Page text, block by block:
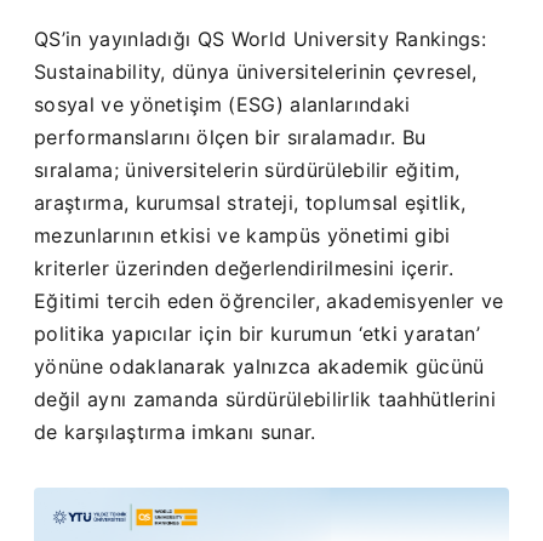
QS’in yayınladığı QS World University Rankings:
Sustainability, dünya üniversitelerinin çevresel,
sosyal ve yönetişim (ESG) alanlarındaki
performanslarını ölçen bir sıralamadır. Bu
sıralama; üniversitelerin sürdürülebilir eğitim,
araştırma, kurumsal strateji, toplumsal eşitlik,
mezunlarının etkisi ve kampüs yönetimi gibi
kriterler üzerinden değerlendirilmesini içerir.
Eğitimi tercih eden öğrenciler, akademisyenler ve
politika yapıcılar için bir kurumun ‘etki yaratan’
yönüne odaklanarak yalnızca akademik gücünü
değil aynı zamanda sürdürülebilirlik taahhütlerini
de karşılaştırma imkanı sunar.